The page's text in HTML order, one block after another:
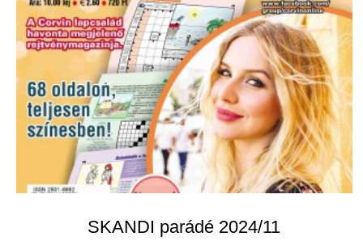
SKANDI parádé 2024/11